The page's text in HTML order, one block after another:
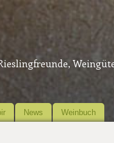
News Weinbuch